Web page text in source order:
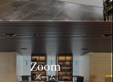
Zoom
ズーム